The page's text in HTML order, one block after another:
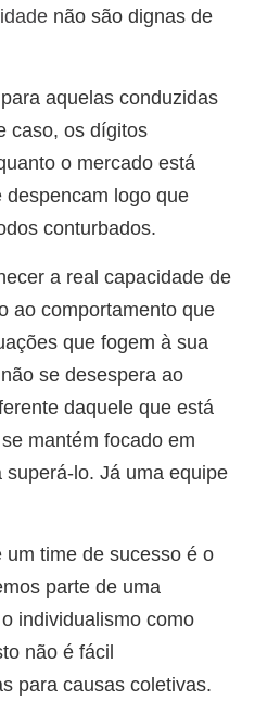
não são dignas de
aquelas conduzidas
caso, os dígitos
o mercado está
logo que
conturbados.
a real capacidade de
ao comportamento que
que fogem à sua
se desespera ao
daquele que está
mantém focado em
lo. Já uma equipe
time de sucesso é o
parte de uma
individualismo como
não é fácil
para causas coletivas.